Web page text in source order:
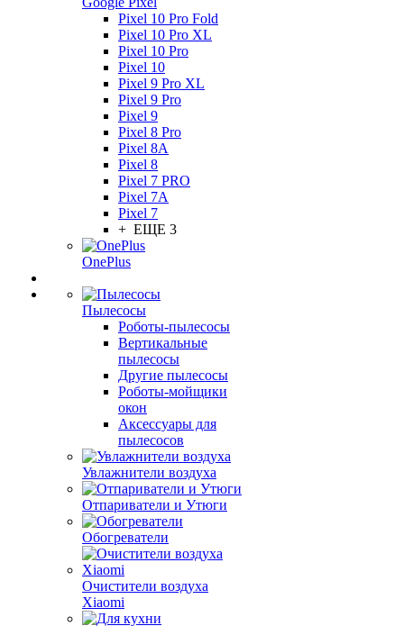
Pixel 10 Pro Fold
Pixel 10 Pro XL
Pixel 10 Pro
Pixel 10
Pixel 9 Pro XL
Pixel 9 Pro
Pixel 9
Pixel 8 Pro
Pixel 8A
Pixel 8
Pixel 7 PRO
Pixel 7A
Pixel 7
+ ЕЩЕ 3
OnePlus
Пылесосы
Роботы-пылесосы
Вертикальные
пылесосы
Другие пылесосы
Роботы-мойщики
окон
Аксессуары для
пылесосов
Увлажнители воздуха
Отпариватели и Утюги
Обогреватели
Очистители воздуха
Xiaomi